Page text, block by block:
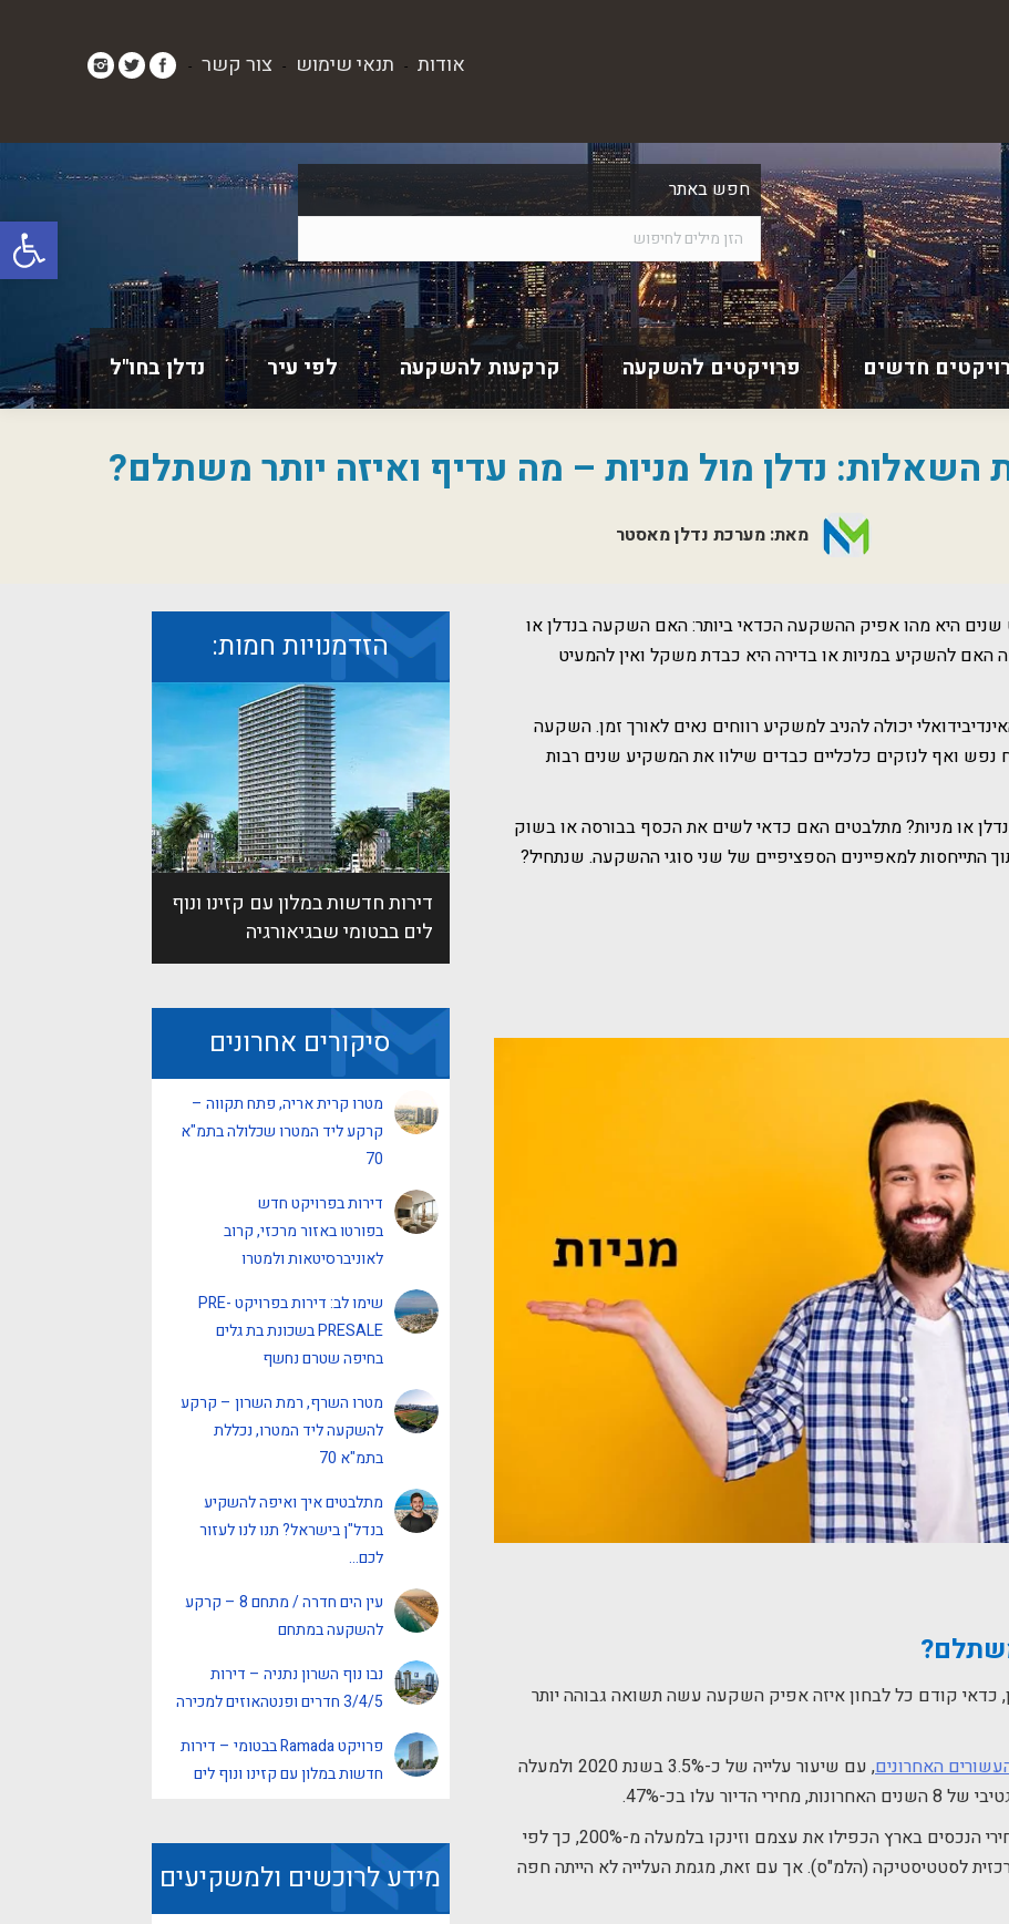
פתח
אודות - תנאי שימוש - צור קשר -
חפש באתר
חדשים פרויקטים להשקעה קרקעות להשקעה לפי עיר נדלן בחו"ל
השאלות: נדלן מול מניות – מה עדיף ואיזה יותר משתלם?
מאת: מערכת נדלן מאסטר
היא מהו אפיק ההשקעה הכדאי ביותר: האם השקעה בנדלן או
האם להשקיע במניות או בדירה היא כבדת משקל ואין להמעיט
יכולה להניב למשקיע רווחים נאים לאורך זמן. השקעה
ואף לנזקים כלכליים כבדים שילוו את המשקיע שנים רבות
או מניות? מתלבטים האם כדאי לשים את הכסף בבורסה או בשוק
התייחסות למאפיינים הספציפיים של שני סוגי ההשקעה. שנתחיל?
כדאי קודם כל לבחון איזה אפיק השקעה עשה תשואה גבוהה יותר
האחרונים
, עם שיעור עלייה של כ-3.5% בשנת 2020 ולמעלה
מאז הנפילה של שנת 2008 ועד סוף 2020 , מחירי הנכסים בארץ הכפילו את עצמם וזינקו בלמעלה מ-200%, כך לפי
לסטטיסטיקה (הלמ"ס). אך עם זאת, מגמת העלייה לא הייתה חפה
הזדמנויות חמות:
דירות חדשות במלון עם קזינו ונוף
לים בבטומי שבגיאורגיה
סיקורים אחרונים
מטרו קרית אריה, פתח תקווה –
קרקע ליד המטרו שכלולה בתמ"א
70
דירות בפרויקט חדש
בפורטו באזור מרכזי, קרוב
לאוניברסיטאות ולמטרו
שימו לב: דירות בפרויקט PRE-
PRESALE בשכונת בת גלים
בחיפה שטרם נחשף
מטרו השרף, רמת השרון – קרקע
להשקעה ליד המטרו, נכללת
בתמ"א 70
מתלבטים איך ואיפה להשקיע
בנדל"ן בישראל? תנו לנו לעזור
לכם…
עין הים חדרה / מתחם 8 – קרקע
להשקעה במתחם
נבו נוף השרון נתניה – דירות
3/4/5 חדרים ופנטהאוזים למכירה
פרויקט Ramada בבטומי – דירות
חדשות במלון עם קזינו ונוף לים
מידע לרוכשים ולמשקיעים